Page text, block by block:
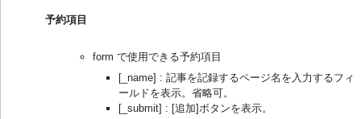
予約項目
form で使用できる予約項目
[_name] : 記事を記録するページ名を入力するフィ
ールドを表示。省略可。
[_submit] : [追加]ボタンを表示。